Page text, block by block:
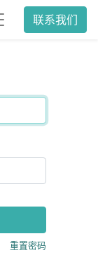
联系我们
重置密码